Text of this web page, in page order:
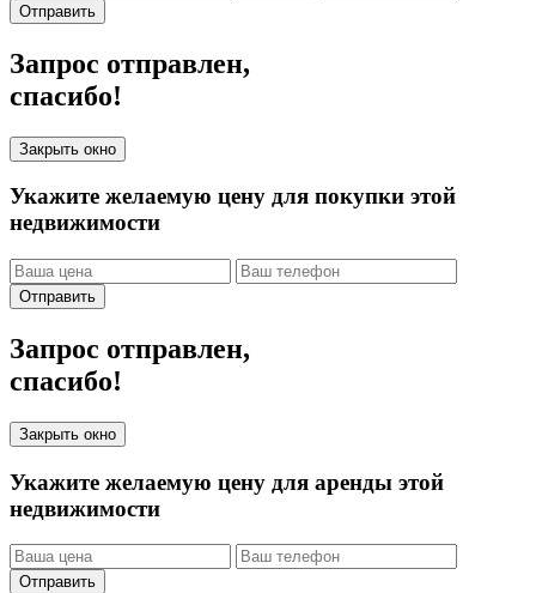
Отправить
Запрос отправлен,
спасибо!
Закрыть окно
Укажите желаемую цену для покупки этой
недвижимости
Отправить
Запрос отправлен,
спасибо!
Закрыть окно
Укажите желаемую цену для аренды этой
недвижимости
Отправить